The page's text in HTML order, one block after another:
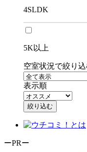
4SLDK
5K以上
空室状況で絞り
表示順
絞り込む
ーPRー